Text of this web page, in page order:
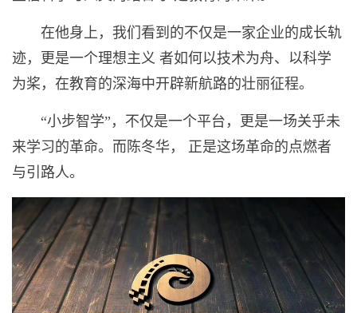
在他身上，我们看到的不仅是一家企业的成长轨
迹，更是一个理想主义 者如何以技术为舟、以科学
为桨，在教育的深海中开辟新航路的壮丽征程。
“小步智学”，不仅是一个平台，更是一场关乎未
来学习的革命。而陈冬华， 正是这场革命的点燃者
与引路人。